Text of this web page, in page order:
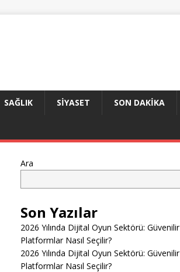
SAĞLIK SIYASET SON DAKIKA
Ara
Son Yazılar
2026 Yılında Dijital Oyun Sektörü: Güvenilir
Platformlar Nasıl Seçilir?
2026 Yılında Dijital Oyun Sektörü: Güvenilir
Platformlar Nasıl Seçilir?